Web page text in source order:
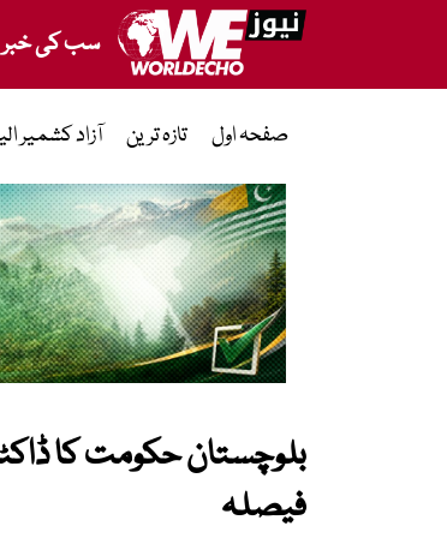
سب کی خبر
صفحہ اول تازہ ترین آزاد کشمیر
بلوچستان حکومت کا
فیصلہ